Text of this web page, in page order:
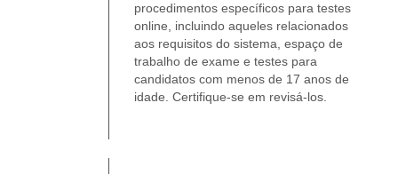
procedimentos específicos para testes
online, incluindo aqueles relacionados
aos requisitos do sistema, espaço de
trabalho de exame e testes para
candidatos com menos de 17 anos de
idade. Certifique-se em revisá-los.